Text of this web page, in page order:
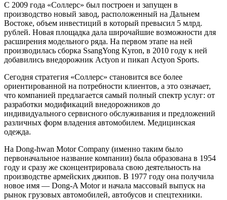
С 2009 года «Соллерс» был построен и запущен в
производство новый завод, расположенный на Дальнем
Востоке, объем инвестиций в который превысил 5 млрд.
рублей. Новая площадка дала широчайшие возможности для
расширения модельного ряда. На первом этапе на ней
производилась сборка SsangYong Kyron, в 2010 году к ней
добавились внедорожник Actyon и пикап Actyon Sports.
Сегодня стратегия «Соллерс» становится все более
ориентированной на потребности клиентов, а это означает,
что компанией предлагается самый полный спектр услуг: от
разработки модификаций внедорожников до
индивидуального сервисного обслуживания и предложений
различных форм владения автомобилем. Медицинская
одежда.
Ha Dong-hwan Motor Company (именно таким было
первоначальное название компании) была образована в 1954
году и сразу же сконцентрировала свою деятельность на
производстве армейских джипов. В 1977 году она получила
новое имя — Dong-A Motor и начала массовый выпуск на
рынок грузовых автомобилей, автобусов и спецтехники.